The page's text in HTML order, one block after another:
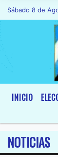
Sábado 8 de
INICIO
NOTICIAS